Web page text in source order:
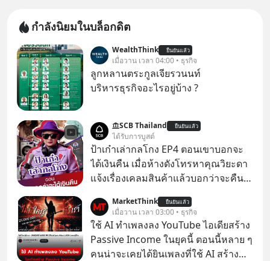
กำลังนิยมในบล็อกดิต
WealthThink ยืนยันแล้ว
เมื่อวาน เวลา 04:00 • ธุรกิจ
ลูกหลานตระกูลเจียรวนนท์
บริหารธุรกิจอะไรอยู่บ้าง ?
SCB Thailand ยืนยันแล้ว
ได้รับการบูสต์
ป้าเก๋าเล่ากลโกง EP4 ตอนเขาบอกจะ
ได้เงินคืน เมื่อห้างดังโทรหาคุณวิยะดา
แจ้งเรื่องเคลมสินค้าแล้วบอกว่าจะคืน
เรื่องจ้อจี้ หาคำตอบได้ที่ “ป้าเก๋าเล่ากล
โกง” EP4 ตอน “เขาบอกว่าจะได้เงิน
คืน” #ป้าเก๋าเล่ากลโกง #แก้เกมกลโกง
#อยู่อย่างยั่งยืน #Cybersecurity #เตือน
MarketThink ยืนยันแล้ว
เมื่อวาน เวลา 03:00 • ธุรกิจ
ใช้ AI ทำเพลงลง YouTube ไอเดียสร้าง
Passive Income ในยุคนี้ ตอนนี้หลาย ๆ
คนน่าจะเคยได้ยินเพลงที่ใช้ AI สร้าง